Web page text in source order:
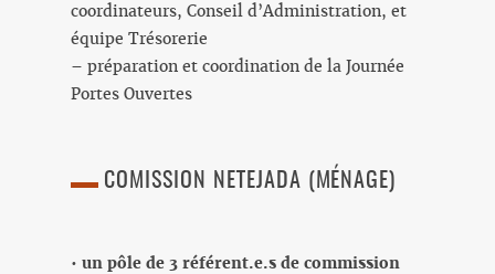
coordinateurs, Conseil d’Administration, et
équipe Trésorerie
– préparation et coordination de la Journée
Portes Ouvertes
COMISSION NETEJADA (MÉNAGE)
• un pôle de 3 référent.e.s de commission